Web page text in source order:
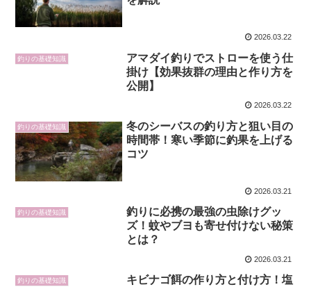
2026.03.22
釣りの基礎知識
アマダイ釣りでストローを使う仕
掛け【効果抜群の理由と作り方を
公開】
2026.03.22
釣りの基礎知識
冬のシーバスの釣り方と狙い目の
時間帯！寒い季節に釣果を上げる
コツ
2026.03.21
釣りの基礎知識
釣りに必携の最強の虫除けグッ
ズ！蚊やブヨも寄せ付けない秘策
とは？
2026.03.21
釣りの基礎知識
キビナゴ餌の作り方と付け方！塩